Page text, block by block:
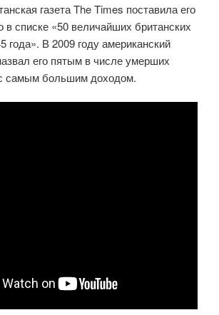
газета The Times поставила его
в списке «50 величайших британских
года». В 2009 году американский
его пятым в числе умерших
самым большим доходом.